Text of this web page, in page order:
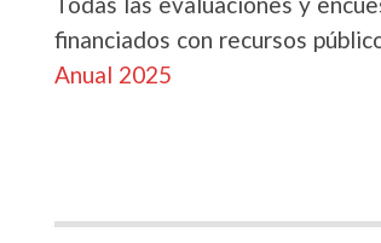
financiados con recursos
Anual 2025